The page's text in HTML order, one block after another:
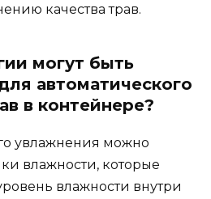
качества трав.
могут быть
автоматического
в контейнере?
увлажнения можно
влажности, которые
влажности внутри